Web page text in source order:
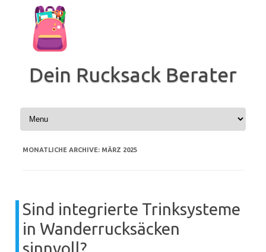
springen
Dein Rucksack Berater
MONATLICHE ARCHIVE: MÄRZ 2025
Sind integrierte Trinksysteme
in Wanderrucksäcken
sinnvoll?